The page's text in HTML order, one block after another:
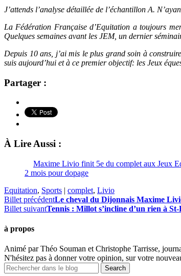
J’attends l’analyse détaillée de l’échantillon A.
La Fédération Française d’Equitation a toujours
Quelques semaines avant les JEM, un dernier
Depuis 10 ans, j’ai mis le plus grand soin à
suis aujourd’hui et à ce premier objectif: les Jeux
Partager :
À Lire Aussi :
Maxime Livio finit 5e du complet aux Jeux
2 mois pour dopage
Equitation, Sports | complet, Livio
Billet précédentLe cheval du Dijonnais Maxime
Billet suivantTennis : Millot s’incline d’un rien à
à propos
Animé par Théo Souman et Christophe Tarrisse,
N'hésitez pas à donner votre opinion, sur votre